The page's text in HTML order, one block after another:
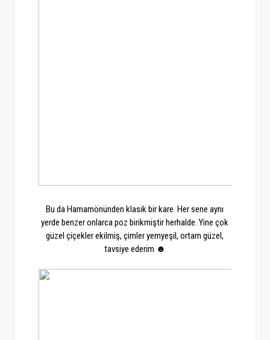
Bu da Hamamönünden klasik bir kare. Her sene aynı
yerde benzer onlarca poz birikmiştir herhalde. Yine çok
güzel çiçekler ekilmiş, çimler yemyeşil, ortam güzel,
tavsiye ederim ☻